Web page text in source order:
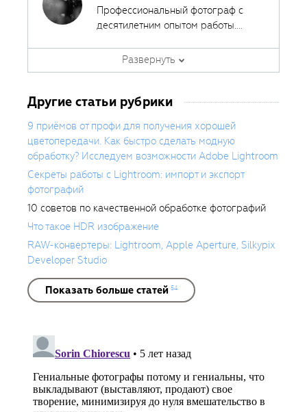
Профессиональный фотограф с
десятилетним опытом работы.
преподавательской деятельностью.
По образованию журналист, автор
фотографии. Сфера интересов —
портретная фотография.
Развернуть
Другие статьи рубрики
9 приёмов от профи для получения хорошей
цветопередачи. Как быстро сделать модную
обработку? Исследуем возможности Adobe Lightroom
Секреты работы с Lightroom: импорт и экспорт
фотографий
10 советов по качественной обработке фотографий
Что такое HDR изображение
RAW-конвертеры: Lightroom, Apple Aperture, Silkypix
Developer Studio
Показать больше статей 54